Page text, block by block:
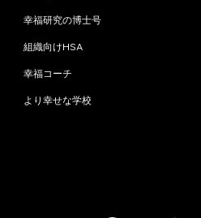
幸福研究の博士号
組織向けHSA
幸福コーチ
より幸せな学校